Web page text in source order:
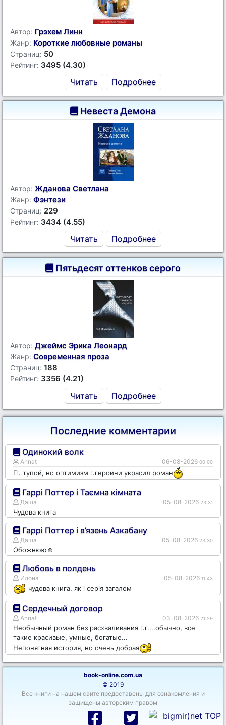
Автор: Грэхем Линн
Жанр: Короткие любовные романы
Страниц: 50
Рейтинг: 3495 (4.30)
Читать Подробнее
Невеста Демона
Автор: Жданова Светлана
Жанр: Фэнтези
Страниц: 229
Рейтинг: 3434 (4.55)
Читать Подробнее
Пятьдесят оттенков серого
Автор: Джеймс Эрика Леонард
Жанр: Современная проза
Страниц: 188
Рейтинг: 3356 (4.21)
Читать Подробнее
Последние комментарии
Одинокий волк
Annat 06-08-2026 00:00
Гг. тупой, но оптимизм г.героини украсил роман
Гаррі Поттер і Таємна кімната
Даша 05-08-2026 23:31
Чудова книга
Гаррі Поттер і в’язень Азкабану
Даша 05-08-2026 23:30
Обожнюю☺️
Любовь в полдень
Илона 05-08-2026 11:43
чудова книга, як і серія загалом
Сердечный договор
Annat 03-08-2026 21:29
Необычный роман без расхваливания г.г....обычно, все
такие красивые, умные, богатые...
Непонятная история, но очень добрая
book-online.com.ua
© 2019
Все книги на нашем сайте предоставены для ознакомления и
защищены авторским правом